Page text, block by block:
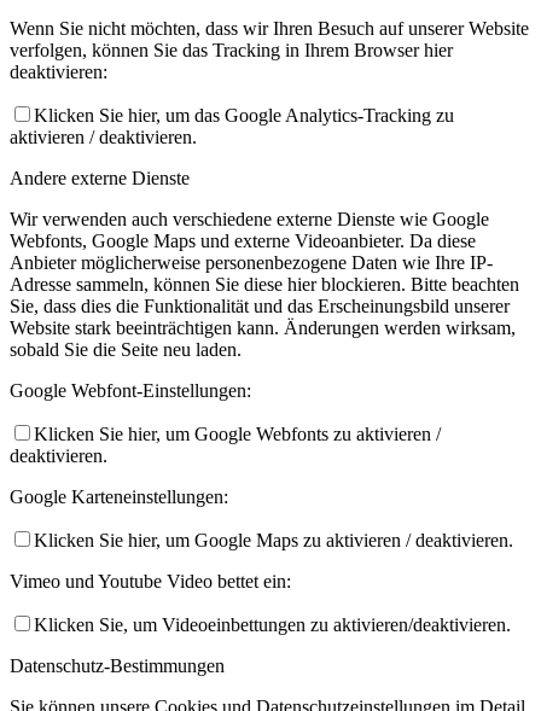
Wenn Sie nicht möchten, dass wir Ihren Besuch auf unserer Website
verfolgen, können Sie das Tracking in Ihrem Browser hier
deaktivieren:
Klicken Sie hier, um das Google Analytics-Tracking zu
aktivieren / deaktivieren.
Andere externe Dienste
Wir verwenden auch verschiedene externe Dienste wie Google
Webfonts, Google Maps und externe Videoanbieter. Da diese
Anbieter möglicherweise personenbezogene Daten wie Ihre IP-
Adresse sammeln, können Sie diese hier blockieren. Bitte beachten
Sie, dass dies die Funktionalität und das Erscheinungsbild unserer
Website stark beeinträchtigen kann. Änderungen werden wirksam,
sobald Sie die Seite neu laden.
Google Webfont-Einstellungen:
Klicken Sie hier, um Google Webfonts zu aktivieren /
deaktivieren.
Google Karteneinstellungen:
Klicken Sie hier, um Google Maps zu aktivieren / deaktivieren.
Vimeo und Youtube Video bettet ein:
Klicken Sie, um Videoeinbettungen zu aktivieren/deaktivieren.
Datenschutz-Bestimmungen
Sie können unsere Cookies und Datenschutzeinstellungen im Detail